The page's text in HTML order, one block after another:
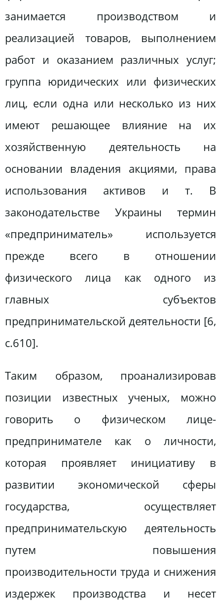
занимается производством и
реализацией товаров, выполнением
работ и оказанием различных услуг;
группа юридических или физических
лиц, если одна или несколько из них
имеют решающее влияние на их
хозяйственную деятельность на
основании владения акциями, права
использования активов и т. В
законодательстве Украины термин
«предприниматель» используется
прежде всего в отношении
физического лица как одного из
главных субъектов
предпринимательской деятельности [6,
с.610].
Таким образом, проанализировав
позиции известных ученых, можно
говорить о физическом лице-
предпринимателе как о личности,
которая проявляет инициативу в
развитии экономической сферы
государства, осуществляет
предпринимательскую деятельность
путем повышения
производительности труда и снижения
издержек производства и несет